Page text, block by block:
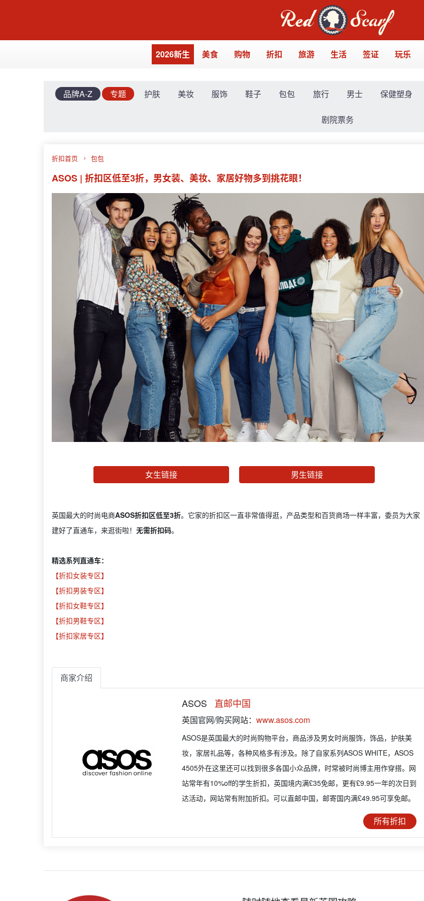
2026新生 美食 购物 折扣 旅游 生活 签证 玩乐
品牌A-Z 专题 护肤 美妆 服饰 鞋子 包包 旅行 男士 保健塑身
剧院票务
折扣首页 包包
ASOS | 折扣区低至3折，男女装、美妆、家居好物多到挑花眼！
女生链接 男生链接
英国最大的时尚电商ASOS折扣区低至3折。它家的折扣区一直非常值得逛，产品类型和百货商场一样丰富，委员为大家
建好了直通车，来逛街啦！ 无需折扣码。
精选系列直通车：
【折扣女装专区】
【折扣男装专区】
【折扣女鞋专区】
【折扣男鞋专区】
【折扣家居专区】
商家介绍
ASOS 直邮中国
英国官网/购买网站： www.asos.com
ASOS是英国最大的时尚购物平台，商品涉及男女时尚服饰，饰品，护肤美
妆，家居礼品等，各种风格多有涉及。除了自家系列ASOS WHITE，ASOS
4505外在这里还可以找到很多各国小众品牌，时常被时尚博主用作穿搭。网
站常年有10%off的学生折扣，英国境内满£35免邮，更有£9.95一年的次日到
达活动，网站常有附加折扣。可以直邮中国，邮寄国内满£49.95可享免邮。
所有折扣